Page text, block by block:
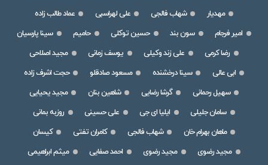
مهدیار
شهاب فالجی علی لهراسبی
عماد طالب زاده
امیر فرجام
سون بند حسین توکلی حامیم
سینا پارسیان
رضا کرمی
علی زند وکیلی یوسف زمانی
مجید اصلاحی
ابی عالی
سینا درخشنده مسعود صادقلو
حجت اشرف زاده
سهیل رحمانی
گرشا رضایی شاهین بنان
مجید یحیایی
سامان جلیلی
ایلیا ای جی علی حسینی
روزبه بمانی
ماهان بهرام خان
شهاب فالجی کامران تفتی
کیسان
مجید رضوی
مجید رضوی احمد صفایی
میثم ابراهیمی